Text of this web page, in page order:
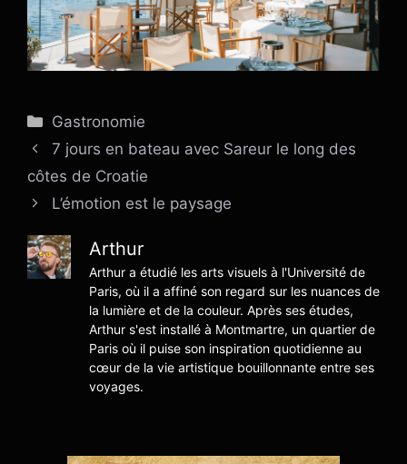
Catégories
Gastronomie
7 jours en bateau avec Sareur le long des
côtes de Croatie
L’émotion est le paysage
Arthur
Arthur a étudié les arts visuels à l'Université de
Paris, où il a affiné son regard sur les nuances de
la lumière et de la couleur. Après ses études,
Arthur s'est installé à Montmartre, un quartier de
Paris où il puise son inspiration quotidienne au
cœur de la vie artistique bouillonnante entre ses
voyages.